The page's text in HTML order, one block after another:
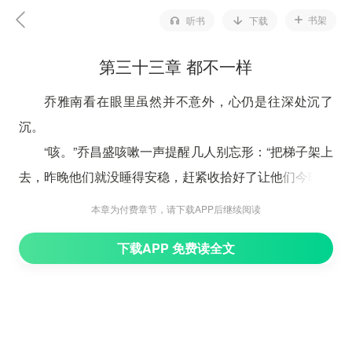
听书 下载 书架
第三十三章 都不一样
乔雅南看在眼里虽然并不意外，心仍是往深处沉了
沉。
“咳。”乔昌盛咳嗽一声提醒几人别忘形：“把梯子架上
去，昨晚他们就没睡得安稳，赶紧收拾好了让他们今晚睡
捡拾。
本章为付费章节，请下载APP后继续阅读
下载APP 免费读全文